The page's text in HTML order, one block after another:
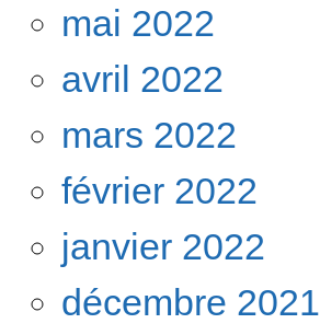
mai 2022
avril 2022
mars 2022
février 2022
janvier 2022
décembre 2021